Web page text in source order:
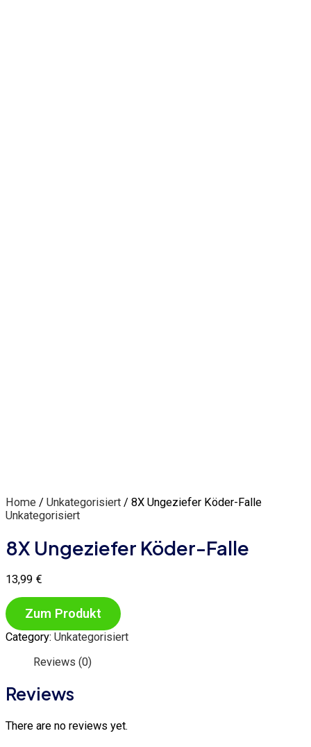
Home / Unkategorisiert / 8X Ungeziefer Köder-Falle
Unkategorisiert
8X Ungeziefer Köder-Falle
13,99 €
Zum Produkt
Category: Unkategorisiert
Reviews (0)
Reviews
There are no reviews yet.